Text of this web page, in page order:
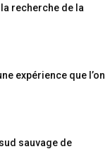
recherche de la
expérience que l’on
sauvage de